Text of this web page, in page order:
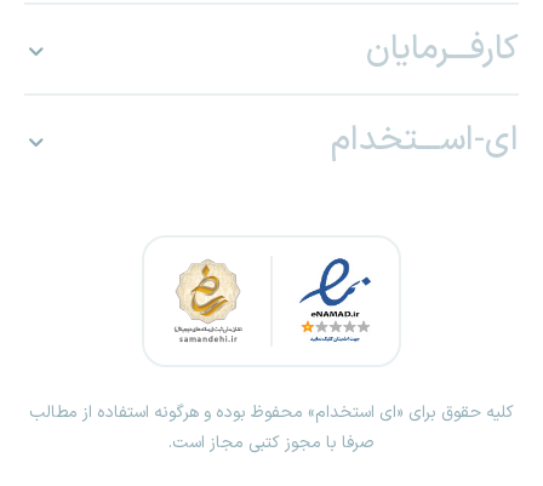
کارفـــرمایان
ای-اســـتخدام
کلیه حقوق برای «ای استخدام» محفوظ بوده و هرگونه استفاده از مطالب
صرفا با مجوز کتبی مجاز است.